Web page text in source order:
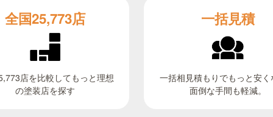
全国25,773店
店を比較してもっと理想
の塗装店を探す
一括見積
一括相見積もりでもっと安
面倒な手間も軽減。